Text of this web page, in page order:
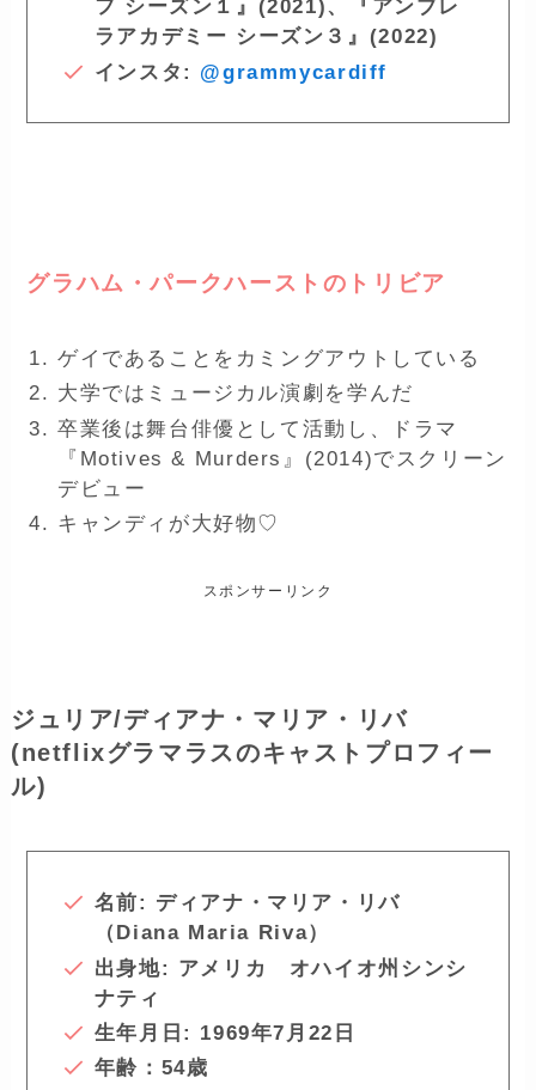
フ シーズン１』(2021)、『アンブレ
ラアカデミー シーズン３』(2022)
インスタ: @grammycardiff
グラハム・パークハーストのトリビア
ゲイであることをカミングアウトしている
大学ではミュージカル演劇を学んだ
卒業後は舞台俳優として活動し、ドラマ
『Motives & Murders』(2014)でスクリーン
デビュー
キャンディが大好物♡
スポンサーリンク
ジュリア/ディアナ・マリア・リバ
(netflixグラマラスのキャストプロフィー
ル)
名前: ディアナ・マリア・リバ
（Diana Maria Riva）
出身地: アメリカ オハイオ州シンシ
ナティ
生年月日: 1969年7月22日
年齢：54歳